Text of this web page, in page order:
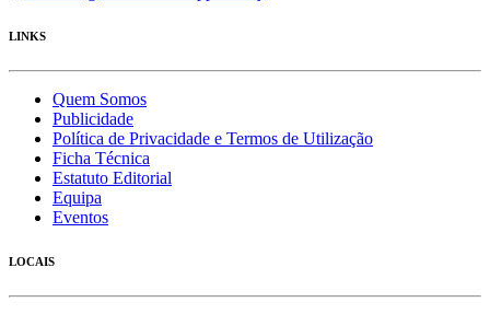
LINKS
Quem Somos
Publicidade
Política de Privacidade e Termos de Utilização
Ficha Técnica
Estatuto Editorial
Equipa
Eventos
LOCAIS